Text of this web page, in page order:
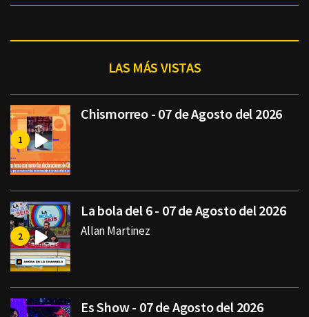
LAS MÁS VISTAS
Chismorreo - 07 de Agosto del 2026
La bola del 6 - 07 de Agosto del 2026
Allan Martinez
Es Show - 07 de Agosto del 2026